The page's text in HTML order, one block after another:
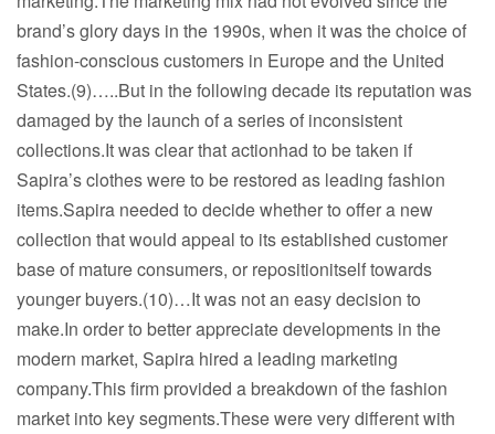
brand’s glory days in the 1990s, when it was the choice of
fashion-conscious customers in Europe and the United
States.(9)…..But in the following decade its reputation was
damaged by the launch of a series of inconsistent
collections.It was clear that actionhad to be taken if
Sapira’s clothes were to be restored as leading fashion
items.Sapira needed to decide whether to offer a new
collection that would appeal to its established customer
base of mature consumers, or repositionitself towards
younger buyers.(10)…It was not an easy decision to
make.In order to better appreciate developments in the
modern market, Sapira hired a leading marketing
company.This firm provided a breakdown of the fashion
market into key segments.These were very different with